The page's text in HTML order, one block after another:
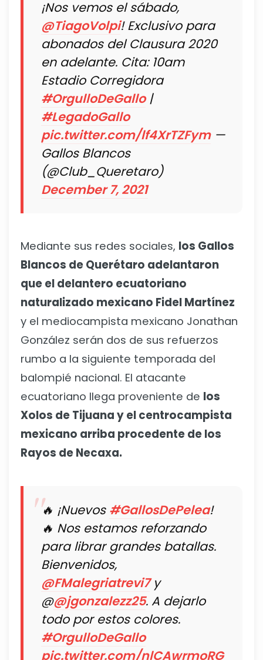
¡Nos vemos el sábado,
@TiagoVolpi! Exclusivo para
abonados del Clausura 2020
en adelante. Cita: 10am
Estadio Corregidora
#OrgulloDeGallo|
#LegadoGallo
pic.twitter.com/lf4XrTZFym—
Gallos Blancos
(@Club_Queretaro)
December 7, 2021
Mediante sus redes sociales, los Gallos
Blancos de Querétaro adelantaron
que el delantero ecuatoriano
naturalizado mexicano Fidel Martínez
y el mediocampista mexicano Jonathan
González serán dos de sus refuerzos
rumbo a la siguiente temporada del
balompié nacional. El atacante
ecuatoriano llega proveniente de los
Xolos de Tijuana y el centrocampista
mexicano arriba procedente de los
Rayos de Necaxa.
🔥 ¡Nuevos #GallosDePelea!
🔥 Nos estamos reforzando
para librar grandes batallas.
Bienvenidos,
@FMalegriatrevi7y
@@jgonzalezz25. A dejarlo
todo por estos colores.
#OrgulloDeGallo
pic.twitter.com/nlCAwrmoRG